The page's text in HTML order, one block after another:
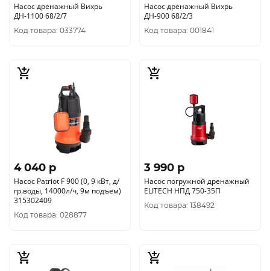
Насос дренажный Вихрь
ДН-1100 68/2/7
Код товара: 033774
Насос дренажный Вихрь
ДН-900 68/2/3
Код товара: 001841
4 040 p
Насос Patriot F 900 (0, 9 кВт, д/
гр.воды, 14000л/ч, 9м подъем)
315302409
Код товара: 028877
3 990 p
Насос погружной дренажный
ELITECH НПД 750-35П
Код товара: 138492